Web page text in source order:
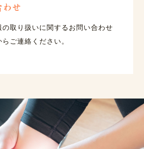
せ
の取り扱いに関するお問い合わせ
らご連絡ください。